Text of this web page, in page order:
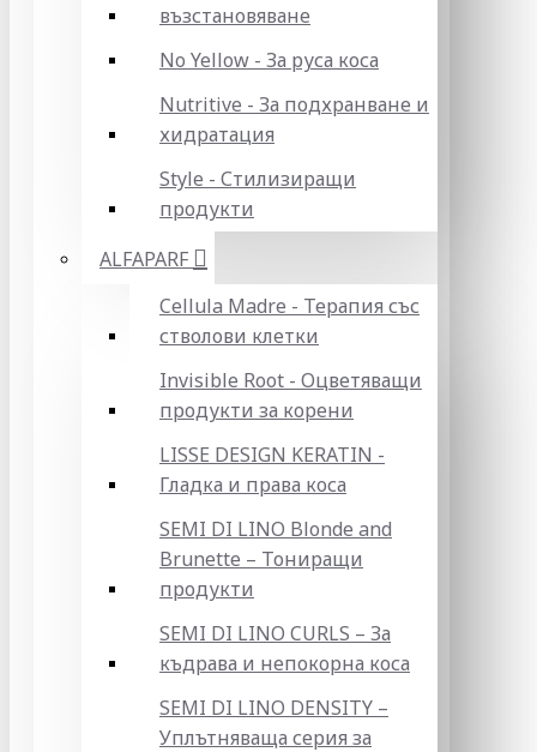
възстановяване
No Yellow - За руса коса
Nutritive - За подхранване и
хидратация
Style - Стилизиращи
продукти
ALFAPARF
Cellula Madre - Терапия със
стволови клетки
Invisible Root - Оцветяващи
продукти за корени
LISSE DESIGN KERATIN -
Гладка и права коса
SEMI DI LINO Blonde and
Brunette – Тониращи
продукти
SEMI DI LINO CURLS – За
къдрава и непокорна коса
SEMI DI LINO DENSITY –
Уплътняваща серия за